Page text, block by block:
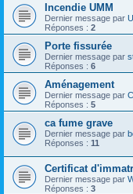
Incendie UMM
Dernier message par
Réponses : 2
Porte fissurée
Dernier message par
Réponses : 6
Aménagement
Dernier message par
Réponses : 5
ca fume grave
Dernier message par
Réponses : 11
Certificat
Dernier message par
Réponses : 3